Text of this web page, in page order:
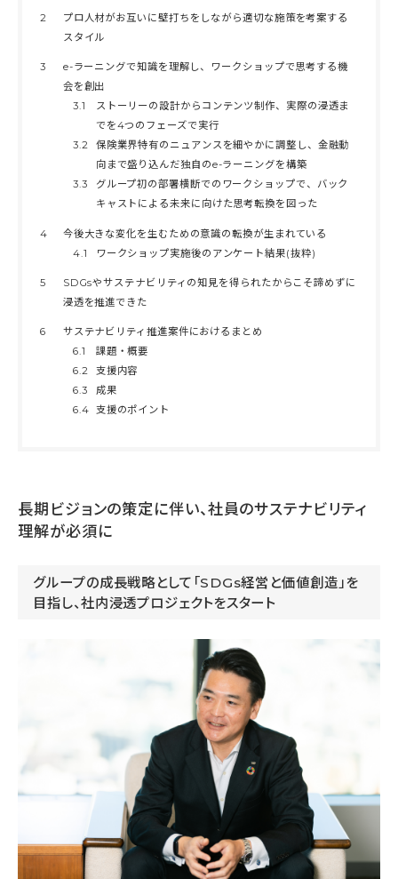
2
プロ人材がお互いに壁打ちをしながら適切な施策を考案する
スタイル
3
e-ラーニングで知識を理解し、ワークショップで思考する機
会を創出
3.1
ストーリーの設計からコンテンツ制作、実際の浸透ま
でを4つのフェーズで実行
3.2
保険業界特有のニュアンスを細やかに調整し、金融動
向まで盛り込んだ独自のe-ラーニングを構築
3.3
グループ初の部署横断でのワークショップで、バック
キャストによる未来に向けた思考転換を図った
4
今後大きな変化を生むための意識の転換が生まれている
4.1
ワークショップ実施後のアンケート結果(抜粋)
5
SDGsやサステナビリティの知見を得られたからこそ諦めずに
浸透を推進できた
6
サステナビリティ推進案件におけるまとめ
6.1
課題・概要
6.2
支援内容
6.3
成果
6.4 支援のポイント
長期ビジョンの策定に伴い、社員のサステナビリティ
理解が必須に
グループの成長戦略として「SDGs経営と価値創造」を
目指し、社内浸透プロジェクトをスタート